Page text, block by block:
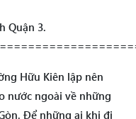
Quận 3.
Hữu Kiên lập nên
nước ngoài về những
Để những ai khi đi